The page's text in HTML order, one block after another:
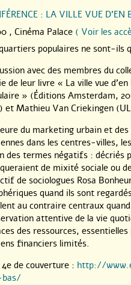
: LA VILLE VUE D’EN
, Cinéma Palace ( Voir les
populaires ne sont-ils
avec des membres du
de leur livre « La ville vue
» (Éditions Amsterdam,
et Mathieu Van Criekingen
du marketing urbain et
dans les centres-villes,
des termes négatifs : décriés
de mixité sociale ou
de sociologues Rosa
quand ils sont
au contraire centraux
attentive de la vie
des ressources,
financiers limités.
4e de couverture : http://
bas/